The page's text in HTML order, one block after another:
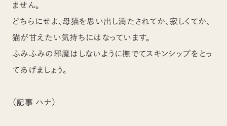
ません。
どちらにせよ、母猫を思い出し満たされてか、寂しくてか、
猫が甘えたい気持ちにはなっています。
ふみふみの邪魔はしないように撫でてスキンシップをとっ
てあげましょう。
（記事 ハナ）